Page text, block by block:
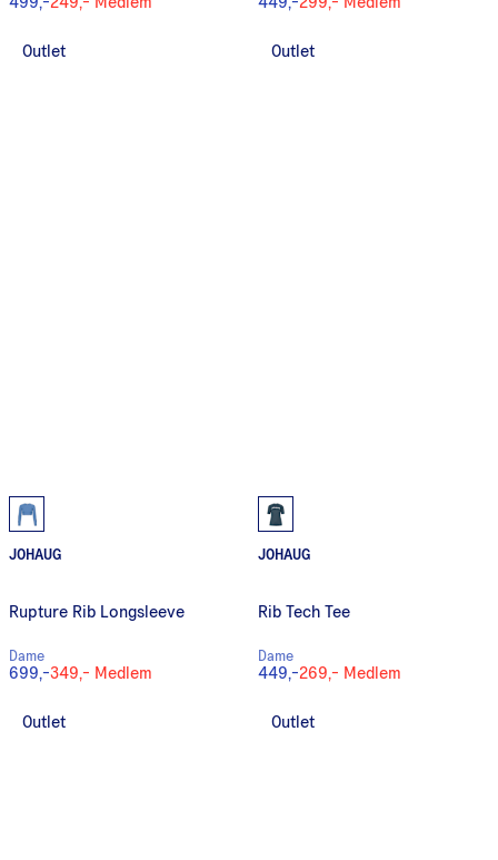
Outlet
JOHAUG
Rupture Rib Longsleeve
Dame
699,-349,- Medlem
Outlet
JOHAUG
Rib Tech Tee
Dame
449,-269,- Medlem
Outlet Outlet